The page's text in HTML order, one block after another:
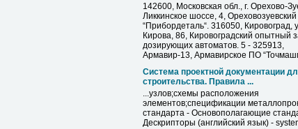
142600, Московская обл., г. Орехово-
Ликкинское шоссе, 4,
“Прибордеталь“. 316050, Кировоград,
Кирова, 86, Кировоградский опытный
дозирующих автоматов. 5 - 325913,
Армавир-13, Армавирское ПО
Система проектной документации
строительства. Правила ...
...узлов;схемы расположения
элементов;спецификации
стандарта - Основополагающие
Дескрипторы (английский язык) -